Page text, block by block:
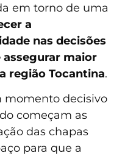
em torno de uma
a
nas decisões
assegurar maior
região Tocantina.
momento decisivo
começam as
das chapas
para que a